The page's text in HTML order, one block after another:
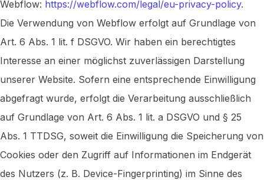
Webflow: https://webflow.com/legal/eu-privacy-policy.
Die Verwendung von Webflow erfolgt auf Grundlage von
Art. 6 Abs. 1 lit. f DSGVO. Wir haben ein berechtigtes
Interesse an einer möglichst zuverlässigen Darstellung
unserer Website. Sofern eine entsprechende Einwilligung
abgefragt wurde, erfolgt die Verarbeitung ausschließlich
auf Grundlage von Art. 6 Abs. 1 lit. a DSGVO und § 25
Abs. 1 TTDSG, soweit die Einwilligung die Speicherung von
Cookies oder den Zugriff auf Informationen im Endgerät
des Nutzers (z. B. Device-Fingerprinting) im Sinne des